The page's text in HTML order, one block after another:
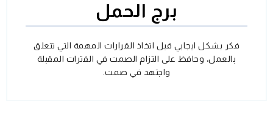
برج الحمل
فكر بشكل ايجابي قبل اتخاذ القرارات المهمة التي تتعلق
بالعمل، وحافظ على التزام الصمت في الفترات المقبلة
واجتهد في صمت.